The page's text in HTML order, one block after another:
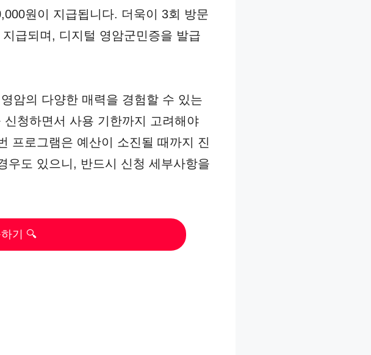
원이 지급됩니다. 더욱이 3회 방문
급되며, 디지털 영암군민증을 발급
암의 다양한 매력을 경험할 수 있는
신청하면서 사용 기한까지 고려해야
프로그램은 예산이 소진될 때까지 진
우도 있으니, 반드시 신청 세부사항을
기 🔍